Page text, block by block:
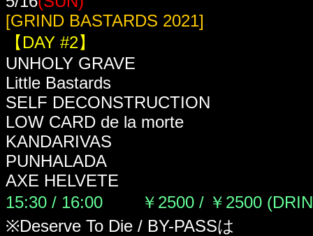
[GRIND BASTARDS 2021]
【DAY #2】
UNHOLY GRAVE
Little Bastards
SELF DECONSTRUCTION
LOW CARD de la morte
KANDARIVAS
PUNHALADA
AXE HELVETE
15:30 / 16:00 ￥2500 / ￥2500
※Deserve To Die / BY-PASSは